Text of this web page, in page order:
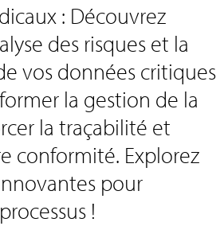
: Découvrez
des risques et la
vos données critiques
la gestion de la
la traçabilité et
conformité. Explorez
pour
!